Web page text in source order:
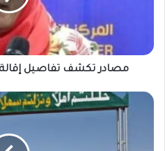
مصادر تكشف تفاصيل
تقارير